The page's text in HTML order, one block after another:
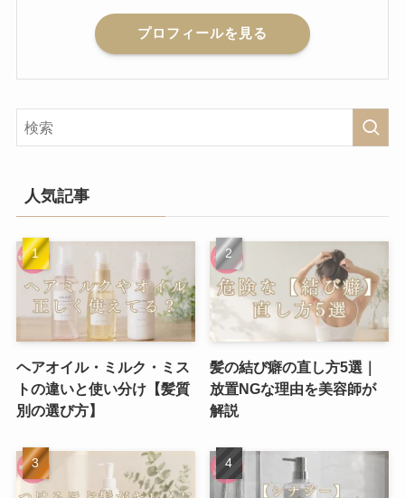
プロフィールを見る
人気記事
ヘアオイル・ミルク・ミス
トの違いと使い分け【髪質
別の選び方】
髪の結び癖の直し方5選｜
放置NGな理由を美容師が
解説